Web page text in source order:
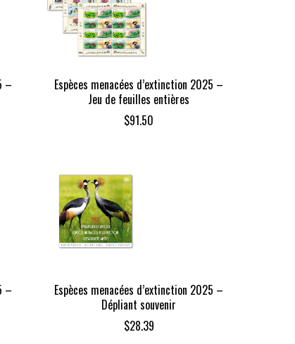
–
Espèces menacées d’extinction 2025 –
Jeu de feuilles entières
$91.50
–
Espèces menacées d’extinction 2025 –
Dépliant souvenir
$28.39